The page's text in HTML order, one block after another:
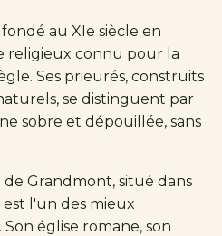
au XIe siècle en
religieux connu pour la
Ses prieurés, construits
se distinguent par
sobre et dépouillée, sans
Grandmont, situé dans
est l'un des mieux
église romane, son